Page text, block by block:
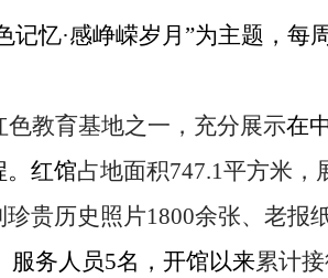
记忆·感峥嵘岁月”为主题，
教育基地之一，充分展示在
。红馆占地面积747.1平方米，
贵历史照片1800余张、老报
服务人员5名，开馆以来累计